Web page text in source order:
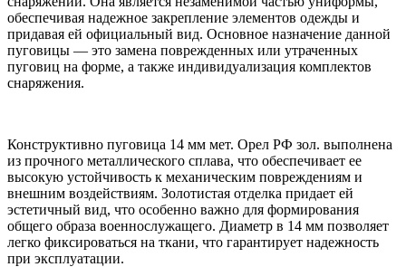
обеспечивая надежное закрепление элементов одежды и
придавая ей официальный вид. Основное назначение данной
пуговицы — это замена поврежденных или утраченных
пуговиц на форме, а также индивидуализация комплектов
снаряжения.
Конструктивно пуговица 14 мм мет. Орел РФ зол. выполнена
из прочного металлического сплава, что обеспечивает ее
высокую устойчивость к механическим повреждениям и
внешним воздействиям. Золотистая отделка придает ей
эстетичный вид, что особенно важно для формирования
общего образа военнослужащего. Диаметр в 14 мм позволяет
легко фиксироваться на ткани, что гарантирует надежность
при эксплуатации.